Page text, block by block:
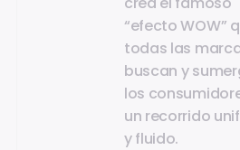
“efecto WOW”
todas las
buscan y
los
un recorrido
y fluido.